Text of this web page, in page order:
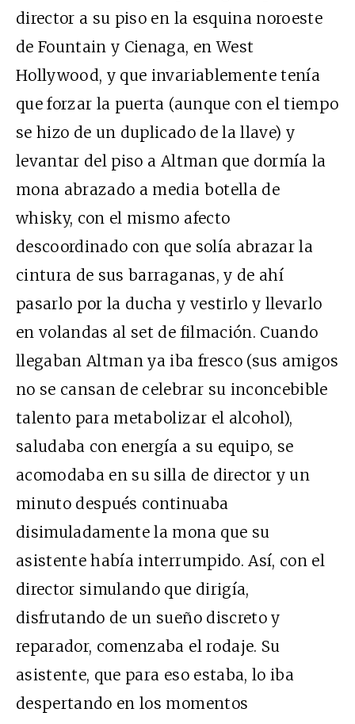
director a su piso en la esquina noroeste
de Fountain y Cienaga, en West
Hollywood, y que invariablemente tenía
que forzar la puerta (aunque con el tiempo
se hizo de un duplicado de la llave) y
levantar del piso a Altman que dormía la
mona abrazado a media botella de
whisky, con el mismo afecto
descoordinado con que solía abrazar la
cintura de sus barraganas, y de ahí
pasarlo por la ducha y vestirlo y llevarlo
en volandas al set de filmación. Cuando
llegaban Altman ya iba fresco (sus amigos
no se cansan de celebrar su inconcebible
talento para metabolizar el alcohol),
saludaba con energía a su equipo, se
acomodaba en su silla de director y un
minuto después continuaba
disimuladamente la mona que su
asistente había interrumpido. Así, con el
director simulando que dirigía,
disfrutando de un sueño discreto y
reparador, comenzaba el rodaje. Su
asistente, que para eso estaba, lo iba
despertando en los momentos